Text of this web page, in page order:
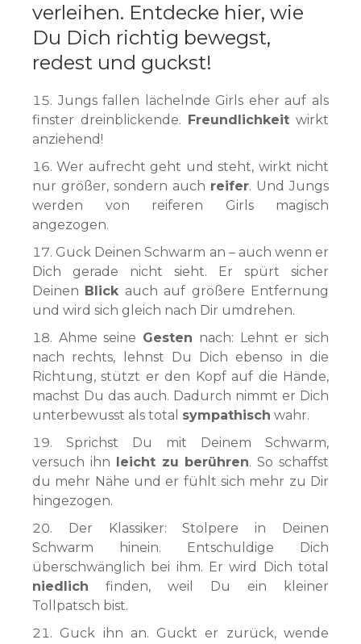
verleihen. Entdecke hier, wie
Du Dich richtig bewegst,
redest und guckst!
Jungs fallen lächelnde Girls eher auf als
finster dreinblickende. Freundlichkeit wirkt
anziehend!
Wer aufrecht geht und steht, wirkt nicht
nur größer, sondern auch reifer. Und Jungs
werden von reiferen Girls magisch
angezogen.
Guck Deinen Schwarm an – auch wenn er
Dich gerade nicht sieht. Er spürt sicher
Deinen Blickauch auf größere Entfernung
und wird sich gleich nach Dir umdrehen.
Ahme seine Gesten nach: Lehnt er sich
nach rechts, lehnst Du Dich ebenso in die
Richtung, stützt er den Kopf auf die Hände,
machst Du das auch. Dadurch nimmt er Dich
unterbewusst als total sympathisch wahr.
Sprichst Du mit Deinem Schwarm,
versuch ihn leicht zu berühren. So schaffst
du mehr Nähe und er fühlt sich mehr zu Dir
hingezogen.
Der Klassiker: Stolpere in Deinen
Schwarm hinein. Entschuldige Dich
überschwänglich bei ihm. Er wird Dich total
niedlich finden, weil Du ein kleiner
Tollpatsch bist.
Guck ihn an. Guckt er zurück, wende